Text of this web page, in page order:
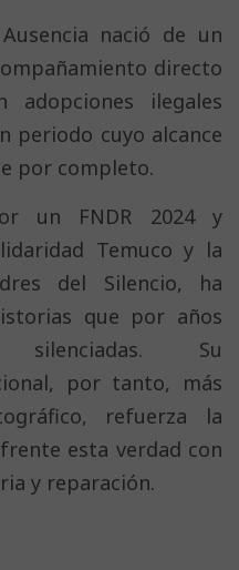
nació de un
directo
adopciones ilegales
periodo cuyo alcance
por completo.
un FNDR 2024 y
Temuco y la
del Silencio, ha
que por años
silenciadas. Su
por tanto, más
refuerza la
esta verdad con
y reparación.